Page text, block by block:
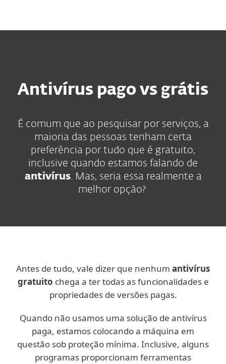
Antivírus pago vs grátis
É comum que ao pesquisar por serviços, a
maioria das pessoas tenham certa
preferência por tudo que é gratuito,
inclusive quando estamos falando de
antivírus. Mas, seria essa realmente a
melhor opção?
Antes de tudo, vale dizer que nenhum antivírus
gratuito chega a ter todas as funcionalidades e
propriedades de versões pagas.
Quando não usamos uma solução de antivírus
paga, estamos colocando a máquina em
questão sob proteção mínima. Inclusive, alguns
programas proporcionam ferramentas